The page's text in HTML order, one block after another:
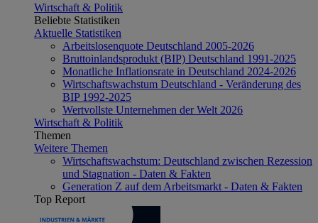
Wirtschaft & Politik
Beliebte Statistiken
Aktuelle Statistiken
Arbeitslosenquote Deutschland 2005-2026
Bruttoinlandsprodukt (BIP) Deutschland 1991-2025
Monatliche Inflationsrate in Deutschland 2024-2026
Wirtschaftswachstum Deutschland - Veränderung des
BIP 1992-2025
Wertvollste Unternehmen der Welt 2026
Wirtschaft & Politik
Themen
Weitere Themen
Wirtschaftswachstum: Deutschland zwischen Rezession
und Stagnation - Daten & Fakten
Generation Z auf dem Arbeitsmarkt - Daten & Fakten
Top Report